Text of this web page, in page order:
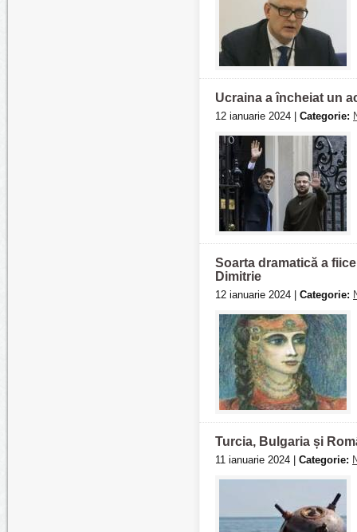
Ucraina a încheiat un
12 ianuarie 2024 | Categorie:
Soarta dramatică a
Dimitrie
12 ianuarie 2024 | Categorie:
Turcia, Bulgaria și
11 ianuarie 2024 | Categorie: